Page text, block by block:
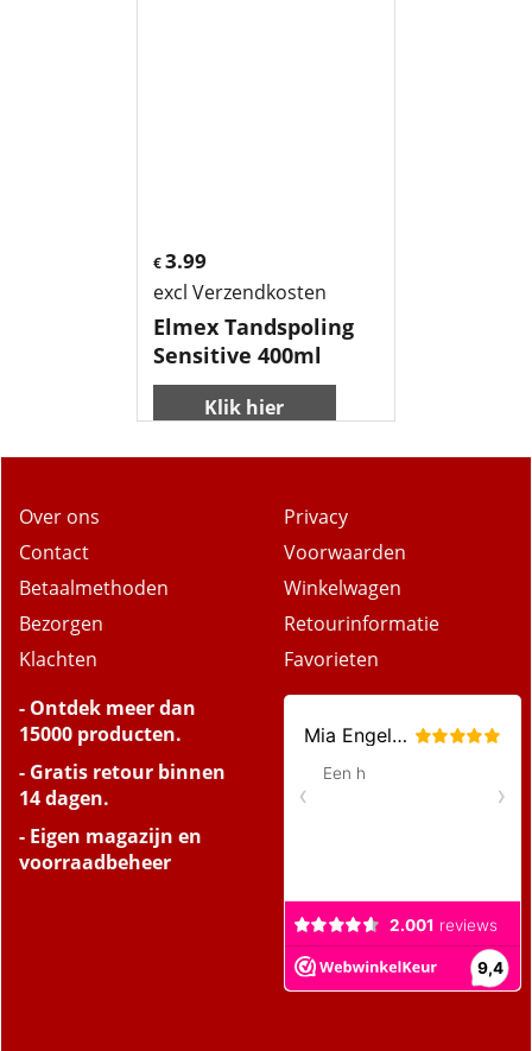
€3.99
excl Verzendkosten
Elmex Tandspoling
Sensitive 400ml
Klik hier
Over ons
Contact
Betaalmethoden
Bezorgen
Klachten
Privacy
Voorwaarden
Winkelwagen
Retourinformatie
Favorieten
- Ontdek meer dan
15000 producten.
- Gratis retour binnen
14 dagen.
- Eigen magazijn en
voorraadbeheer